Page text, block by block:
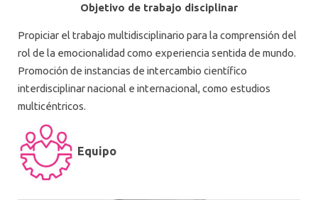
Objetivo de trabajo disciplinar
Propiciar el trabajo multidisciplinario para la comprensión del
rol de la emocionalidad como experiencia sentida de mundo.
Promoción de instancias de intercambio científico
interdisciplinar nacional e internacional, como estudios
multicéntricos.
Equipo